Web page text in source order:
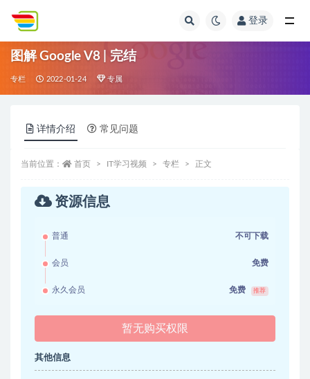
登录
图解 Google V8 | 完结
专栏 2022-01-24 专属
详情介绍 常见问题
当前位置： 首页 IT学习视频 专栏 正文
资源信息
普通 不可下载
会员 免费
永久会员 免费 推荐
暂无购买权限
其他信息